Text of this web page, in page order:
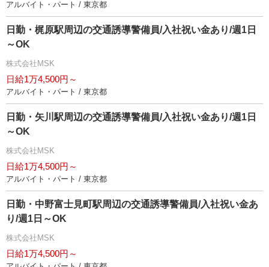
アルバイト・パート / 東京都
日勤・梶原駅周辺の交通誘導警備員/入社祝い金あり/週1日
～OK
株式会社MSK
日給1万4,500円～
アルバイト・パート / 東京都
日勤・矢川駅周辺の交通誘導警備員/入社祝い金あり/週1日
～OK
株式会社MSK
日給1万4,500円～
アルバイト・パート / 東京都
日勤・中野富士見町駅周辺の交通誘導警備員/入社祝い金あ
り/週1日～OK
株式会社MSK
日給1万4,500円～